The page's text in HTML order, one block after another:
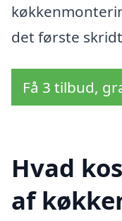
det første
Få 3 tilbud,
Hvad
af